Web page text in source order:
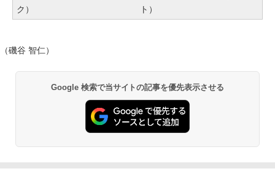
ク）
ト）
（磯谷 智仁）
Google 検索で当サイトの記事を優先表示させる